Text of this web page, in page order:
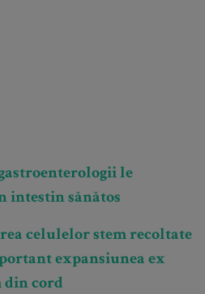
le
intestin sănătos
celulelor stem recoltate
expansiunea ex
din cord